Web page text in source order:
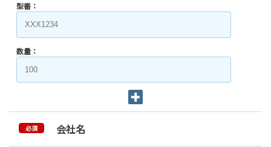
型番：
数量：
必須 会社名